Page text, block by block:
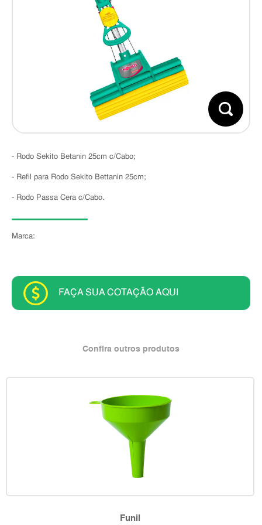
- Rodo Sekito Betanin 25cm c/Cabo;
- Refil para Rodo Sekito Bettanin 25cm;
- Rodo Passa Cera c/Cabo.
Marca:
FAÇA SUA COTAÇÃO AQUI
Confira outros produtos
Funil